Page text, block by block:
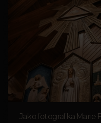
Jako fotografka Marie